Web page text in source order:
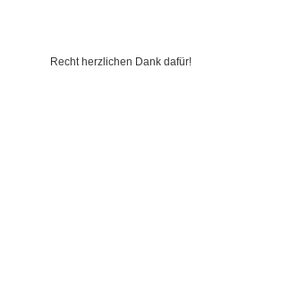
Recht herzlichen Dank dafür!